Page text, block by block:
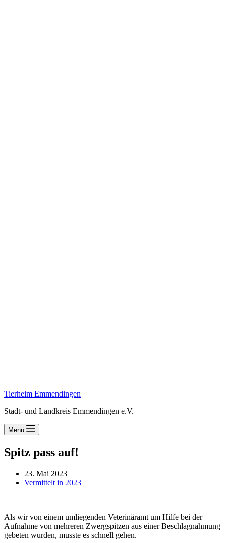
Tierheim Emmendingen
Stadt- und Landkreis Emmendingen e.V.
Menü
Spitz pass auf!
23. Mai 2023
Vermittelt in 2023
Als wir von einem umliegenden Veterinäramt um Hilfe bei der
Aufnahme von mehreren Zwergspitzen aus einer Beschlagnahmung
gebeten wurden, musste es schnell gehen.